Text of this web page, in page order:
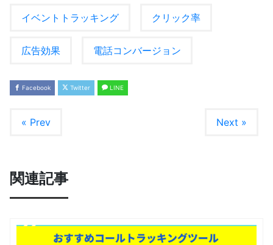
イベントトラッキング クリック率
広告効果 電話コンバージョン
Facebook Twitter LINE
« Prev Next »
関連記事